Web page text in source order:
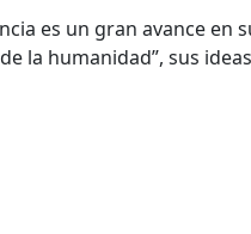
es un gran avance en
la humanidad”, sus